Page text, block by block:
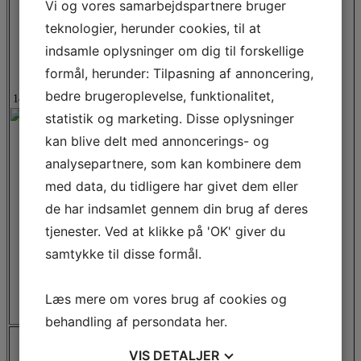
14.55 15.30
men hygiejnisk design alene kan ikke sikre hygiejnen i
procesudstyret. Der skal rengøres og desinficeres –
processer som potentielt har stor påvirkning af
materialerne. Moderne produktioner af fødevarer stiller
store krav til økonomi og miljøpåvirkning og derfor bør
hygiejne tænkes ind fra starten. Meget ofte bliver det
leverandøren af rengøringsmidlerne, som skal håndtere
kompromiserne.
Indlægget vil belyse problemstillingerne omkring valg
og kombinationer af materialer i forhold til rengøring
og desinfektion. Hvordan er moderne rengøringsmidler
opbygget, og hvad betyder det i forhold til materialer?
effekt 10-30 års brug vil have på procesudstyret? Hvilke
muligheder er der for at optimere materialevalg?
Lars Houborg er civilingeniør i kemi med fokus på
levnedsmiddelmikrobiologi og -produktion og startede i
1986 hos Skandinavisk Henkel som anvendelsestekniker
Ecolab i dag som Regional R&D/Application Manager
i Food & Beverage Division med ansvar for de nordiske
lande.
Anette Granly Koch, faglig leder,
Vi og vores samarbejdspartnere bruger
teknologier, herunder cookies, til at
indsamle oplysninger om dig til forskellige
formål, herunder: Tilpasning af annoncering,
bedre brugeroplevelse, funktionalitet,
statistik og marketing. Disse oplysninger
kan blive delt med annoncerings- og
analysepartnere, som kan kombinere dem
med data, du tidligere har givet dem eller
de har indsamlet gennem din brug af deres
tjenester. Ved at klikke på 'OK' giver du
samtykke til disse formål.
Læs mere om vores brug af cookies og
behandling af persondata her.
VIS DETALJER